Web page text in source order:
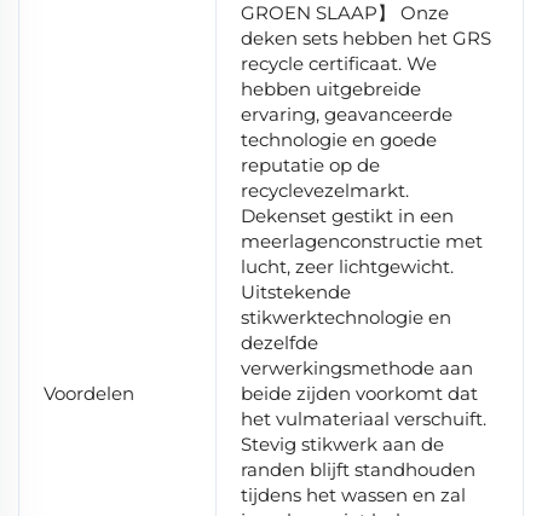
Voordelen
GROEN SLAAP】 Onze
deken sets hebben het GRS
recycle certificaat. We
hebben uitgebreide
ervaring, geavanceerde
technologie en goede
reputatie op de
recyclevezelmarkt.
Dekenset gestikt in een
meerlagenconstructie met
lucht, zeer lichtgewicht.
Uitstekende
stikwerktechnologie en
dezelfde
verwerkingsmethode aan
beide zijden voorkomt dat
het vulmateriaal verschuift.
Stevig stikwerk aan de
randen blijft standhouden
tijdens het wassen en zal